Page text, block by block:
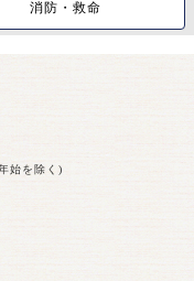
消防・救命
始を除く)